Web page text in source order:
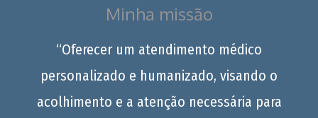
Minha missão
“Oferecer um atendimento médico
personalizado e humanizado, visando o
acolhimento e a atenção necessária para